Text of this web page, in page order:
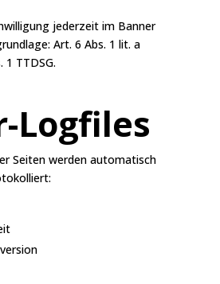
jederzeit im Banner
Art. 6 Abs. 1 lit. a
1 TTDSG.
Logfiles
Seiten werden automatisch